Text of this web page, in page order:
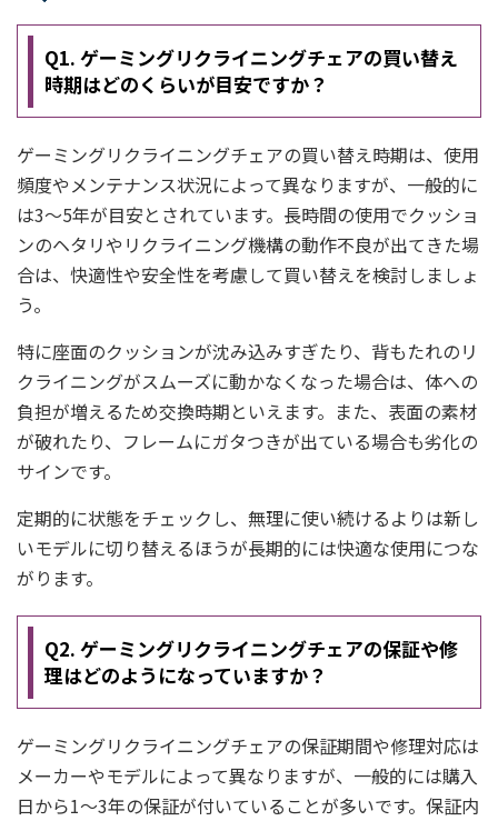
Q1. ゲーミングリクライニングチェアの買い替え
時期はどのくらいが目安ですか？
ゲーミングリクライニングチェアの買い替え時期は、使用
頻度やメンテナンス状況によって異なりますが、一般的に
は3～5年が目安とされています。長時間の使用でクッショ
ンのヘタリやリクライニング機構の動作不良が出てきた場
合は、快適性や安全性を考慮して買い替えを検討しましょ
う。
特に座面のクッションが沈み込みすぎたり、背もたれのリ
クライニングがスムーズに動かなくなった場合は、体への
負担が増えるため交換時期といえます。また、表面の素材
が破れたり、フレームにガタつきが出ている場合も劣化の
サインです。
定期的に状態をチェックし、無理に使い続けるよりは新し
いモデルに切り替えるほうが長期的には快適な使用につな
がります。
Q2. ゲーミングリクライニングチェアの保証や修
理はどのようになっていますか？
ゲーミングリクライニングチェアの保証期間や修理対応は
メーカーやモデルによって異なりますが、一般的には購入
日から1～3年の保証が付いていることが多いです。保証内